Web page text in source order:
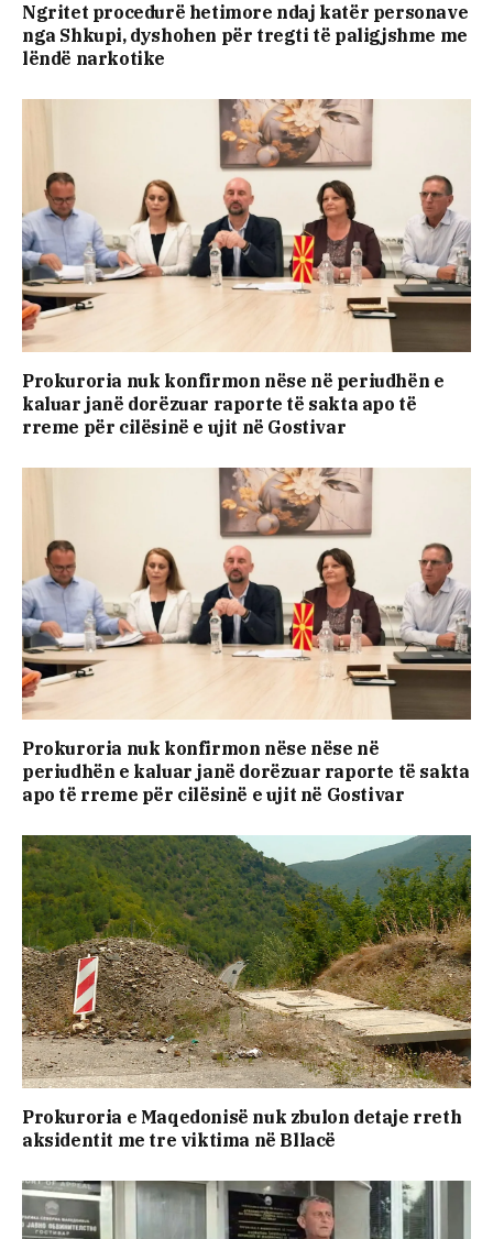
Ngritet procedurë hetimore ndaj katër personave
nga Shkupi, dyshohen për tregti të paligjshme me
lëndë narkotike
Prokuroria nuk konfirmon nëse në periudhën e
kaluar janë dorëzuar raporte të sakta apo të
rreme për cilësinë e ujit në Gostivar
Prokuroria nuk konfirmon nëse nëse në
periudhën e kaluar janë dorëzuar raporte të sakta
apo të rreme për cilësinë e ujit në Gostivar
Prokuroria е Maqedonisë nuk zbulon detaje rreth
aksidentit me tre viktima në Bllacë